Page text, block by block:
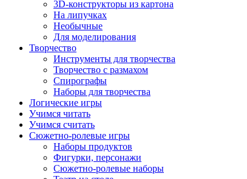
3D-конструкторы из картона
На липучках
Необычные
Для моделирования
Творчество
Инструменты для творчества
Творчество с размахом
Спирографы
Наборы для творчества
Логические игры
Учимся читать
Учимся считать
Сюжетно-ролевые игры
Наборы продуктов
Фигурки, персонажи
Сюжетно-ролевые наборы